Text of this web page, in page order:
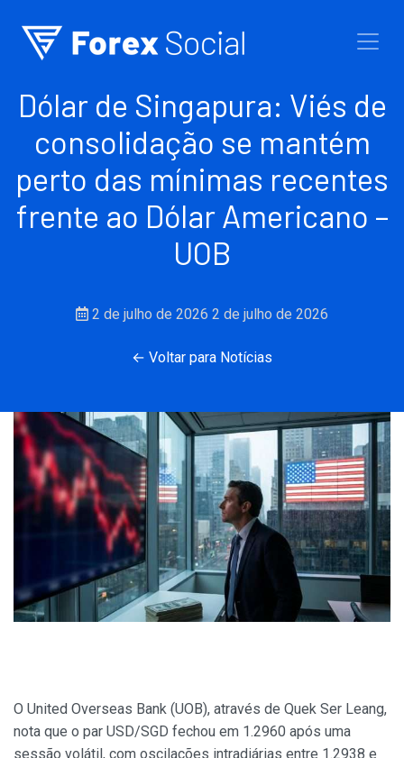
Dólar de Singapura: Viés de
consolidação se mantém
perto das mínimas recentes
frente ao Dólar Americano –
UOB
2 de julho de 2026 2 de julho de 2026
← Voltar para Notícias
O United Overseas Bank (UOB), através de Quek Ser Leang,
nota que o par USD/SGD fechou em 1.2960 após uma
sessão volátil, com oscilações intradiárias entre 1.2938 e